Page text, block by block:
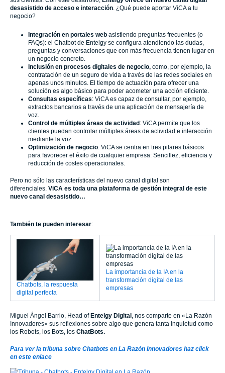
desasistido de acceso e interacción . ¿Qué puede aportar ViCA a tu
negocio?
Integración en portales web asistiendo preguntas frecuentes (o
FAQs): el Chatbot de Entelgy se configura atendiendo las dudas,
preguntas y conversaciones que con más frecuencia tienen lugar en
un negocio concreto.
Inclusión en procesos digitales de negocio, como, por ejemplo, la
contratación de un seguro de vida a través de las redes sociales en
apenas unos minutos. El tiempo de actuación para ofrecer una
solución es algo básico para poder acometer una acción eficiente.
Consultas específicas: ViCA es capaz de consultar, por ejemplo,
extractos bancarios a través de una aplicación de mensajería de
voz.
Control de múltiples áreas de actividad: ViCA permite que los
clientes puedan controlar múltiples áreas de actividad e interacción
mediante la voz.
Optimización de negocio . ViCA se centra en tres pilares básicos
para favorecer el éxito de cualquier empresa: Sencillez, eficiencia y
reducción de costes operacionales.
Pero no sólo las características del nuevo canal digital son
diferenciales. ViCA es toda una plataforma de gestión integral de este
nuevo canal desasistido…
También te pueden interesar:
Chatbots, la respuesta
digital perfecta
La importancia de la IA en la
transformación digital de las
empresas
Miguel Ángel Barrio, Head of Entelgy Digital , nos comparte en «La Razón
Innovadores» sus reflexiones sobre algo que genera tanta inquietud como
los Robots, los Bots, los ChatBots.
Para ver la tribuna sobre Chatbots en La Razón Innovadores haz click
en este enlace